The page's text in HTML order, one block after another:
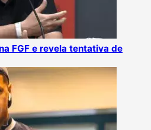
FGF e revela tentativa de